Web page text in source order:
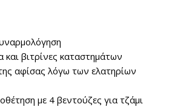
και βιτρίνες καταστημάτων
αφίσας λόγω των ελατηρίων
με 4 βεντούζες για τζάμι